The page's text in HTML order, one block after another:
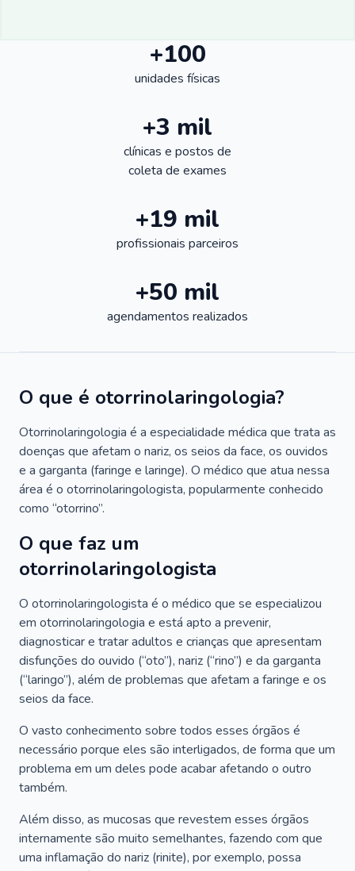
+100
unidades físicas
+3 mil
clínicas e postos de
coleta de exames
+19 mil
profissionais parceiros
+50 mil
agendamentos realizados
O que é otorrinolaringologia?
Otorrinolaringologia é a especialidade médica que trata as
doenças que afetam o nariz, os seios da face, os ouvidos
e a garganta (faringe e laringe). O médico que atua nessa
área é o otorrinolaringologista, popularmente conhecido
como “otorrino”.
O que faz um
otorrinolaringologista
O otorrinolaringologista é o médico que se especializou
em otorrinolaringologia e está apto a prevenir,
diagnosticar e tratar adultos e crianças que apresentam
disfunções do ouvido (“oto”), nariz (“rino”) e da garganta
(“laringo”), além de problemas que afetam a faringe e os
seios da face.
O vasto conhecimento sobre todos esses órgãos é
necessário porque eles são interligados, de forma que um
problema em um deles pode acabar afetando o outro
também.
Além disso, as mucosas que revestem esses órgãos
internamente são muito semelhantes, fazendo com que
uma inflamação do nariz (rinite), por exemplo, possa